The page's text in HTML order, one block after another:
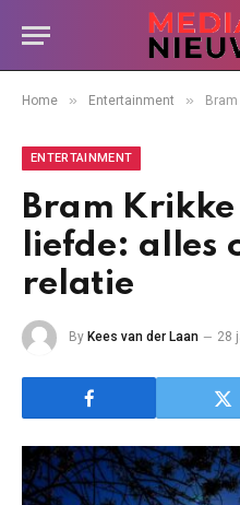
Home » Entertainment » Bram
ENTERTAINMENT
Bram
liefde: alles
relatie
By Kees van der Laan 28